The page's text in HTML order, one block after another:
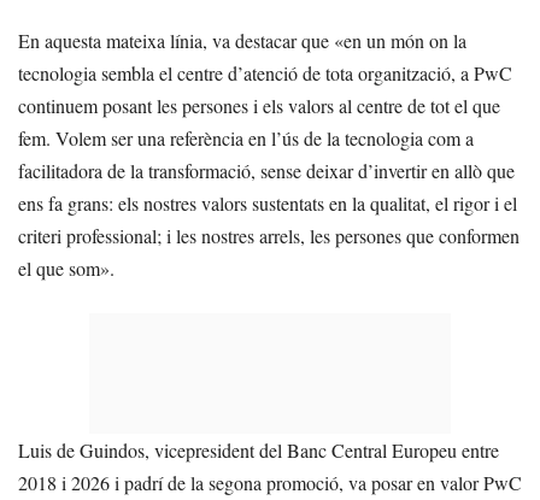
En aquesta mateixa línia, va destacar que «en un món on la
tecnologia sembla el centre d’atenció de tota organització, a PwC
continuem posant les persones i els valors al centre de tot el que
fem. Volem ser una referència en l’ús de la tecnologia com a
facilitadora de la transformació, sense deixar d’invertir en allò que
ens fa grans: els nostres valors sustentats en la qualitat, el rigor i el
criteri professional; i les nostres arrels, les persones que conformen
el que som».
Luis de Guindos, vicepresident del Banc Central Europeu entre
2018 i 2026 i padrí de la segona promoció, va posar en valor PwC